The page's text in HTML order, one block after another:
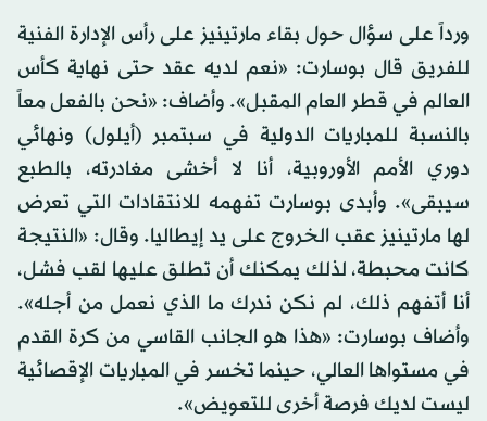
ورداً على سؤال حول بقاء مارتينيز على رأس الإدارة الفنية
للفريق قال بوسارت: «نعم لديه عقد حتى نهاية كأس
العالم في قطر العام المقبل». وأضاف: «نحن بالفعل معاً
بالنسبة للمباريات الدولية في سبتمبر (أيلول) ونهائي
دوري الأمم الأوروبية، أنا لا أخشى مغادرته، بالطبع
سيبقى». وأبدى بوسارت تفهمه للانتقادات التي تعرض
لها مارتينيز عقب الخروج على يد إيطاليا. وقال: «النتيجة
كانت محبطة، لذلك يمكنك أن تطلق عليها لقب فشل،
أنا أتفهم ذلك، لم نكن ندرك ما الذي نعمل من أجله».
وأضاف بوسارت: «هذا هو الجانب القاسي من كرة القدم
في مستواها العالي، حينما تخسر في المباريات الإقصائية
ليست لديك فرصة أخرى للتعويض».